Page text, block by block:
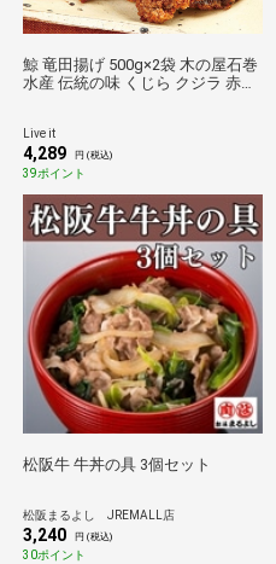
鯨 竜田揚げ 500g×2袋 木の屋石巻
水産 伝統の味 くじら クジラ 赤肉
ポイント消化
Live it
4,289 円 (税込)
39ポイント
松阪牛 牛丼の具 3個セット
松阪まるよし JREMALL店
3,240 円 (税込)
30ポイント